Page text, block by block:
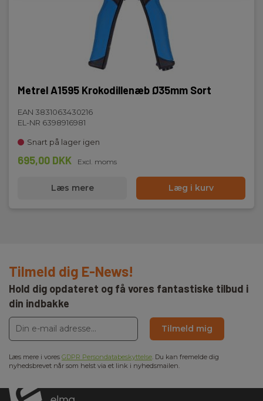
Metrel A1595 Krokodillenæb Ø35mm Sort
EAN 3831063430216
EL-NR 6398916981
Snart på lager igen
695,00 DKK Excl. moms
Læs mere Læg i kurv
Tilmeld dig E-News!
Hold dig opdateret og få vores fantastiske tilbud i
din indbakke
Tilmeld mig
Læs mere i vores GDPR Persondatabeskyttelse. Du kan fremelde dig
nyhedsbrevet når som helst via et link i nyhedsmailen.